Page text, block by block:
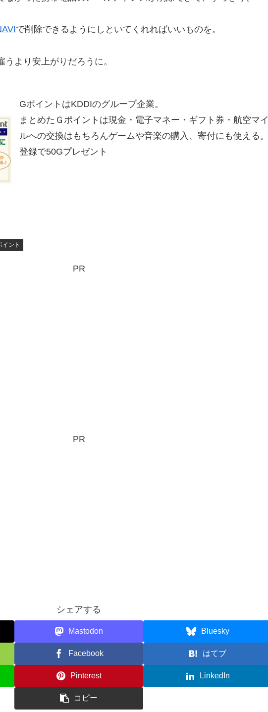
で削除できるようにしといてくれればいいものを。
より安上がりだろうに。
GポイントはKDDIのグループ企業。
まとめたＧポイントは現金・電子マネー・ギフト券・航空マイ
ルへの交換はもちろんゲームや音楽の購入、寄付にも使える。
登録で50Gプレゼント
ント
PR
PR
シェアする
Mastodon Bluesky
Facebook はてブ
Pinterest LinkedIn
コピー